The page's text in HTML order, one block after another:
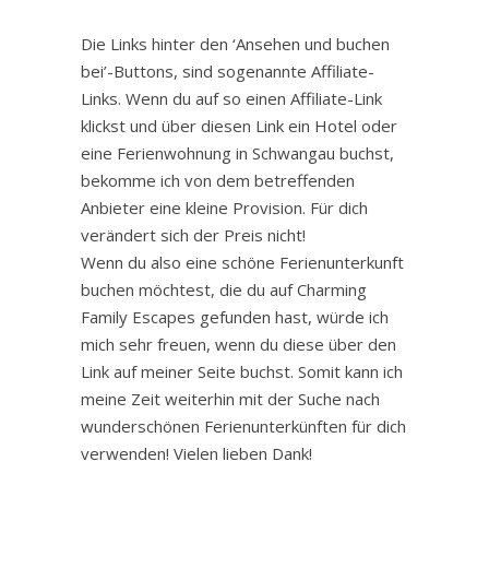
Die Links hinter den ‘Ansehen und buchen
bei’-Buttons, sind sogenannte Affiliate-
Links. Wenn du auf so einen Affiliate-Link
klickst und über diesen Link ein Hotel oder
eine Ferienwohnung in Schwangau buchst,
bekomme ich von dem betreffenden
Anbieter eine kleine Provision. Für dich
verändert sich der Preis nicht!
Wenn du also eine schöne Ferienunterkunft
buchen möchtest, die du auf Charming
Family Escapes gefunden hast, würde ich
mich sehr freuen, wenn du diese über den
Link auf meiner Seite buchst. Somit kann ich
meine Zeit weiterhin mit der Suche nach
wunderschönen Ferienunterkünften für dich
verwenden! Vielen lieben Dank!